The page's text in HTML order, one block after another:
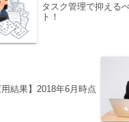
タスク管理で抑える
ト！
用結果】2018年6月時点